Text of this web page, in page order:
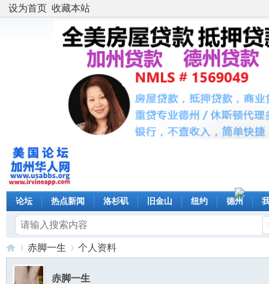
设为首页 收藏本站
论坛 热点新闻 洛杉矶 旧金山 纽约 德州
赤脚一生 个人资料
赤脚一生